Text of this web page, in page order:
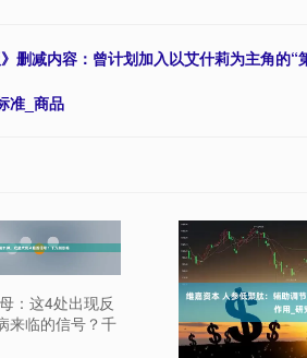
删减内容：曾计划加入以艾什莉为主角的“
准_商品
：这4处出现反
来临的信号？千